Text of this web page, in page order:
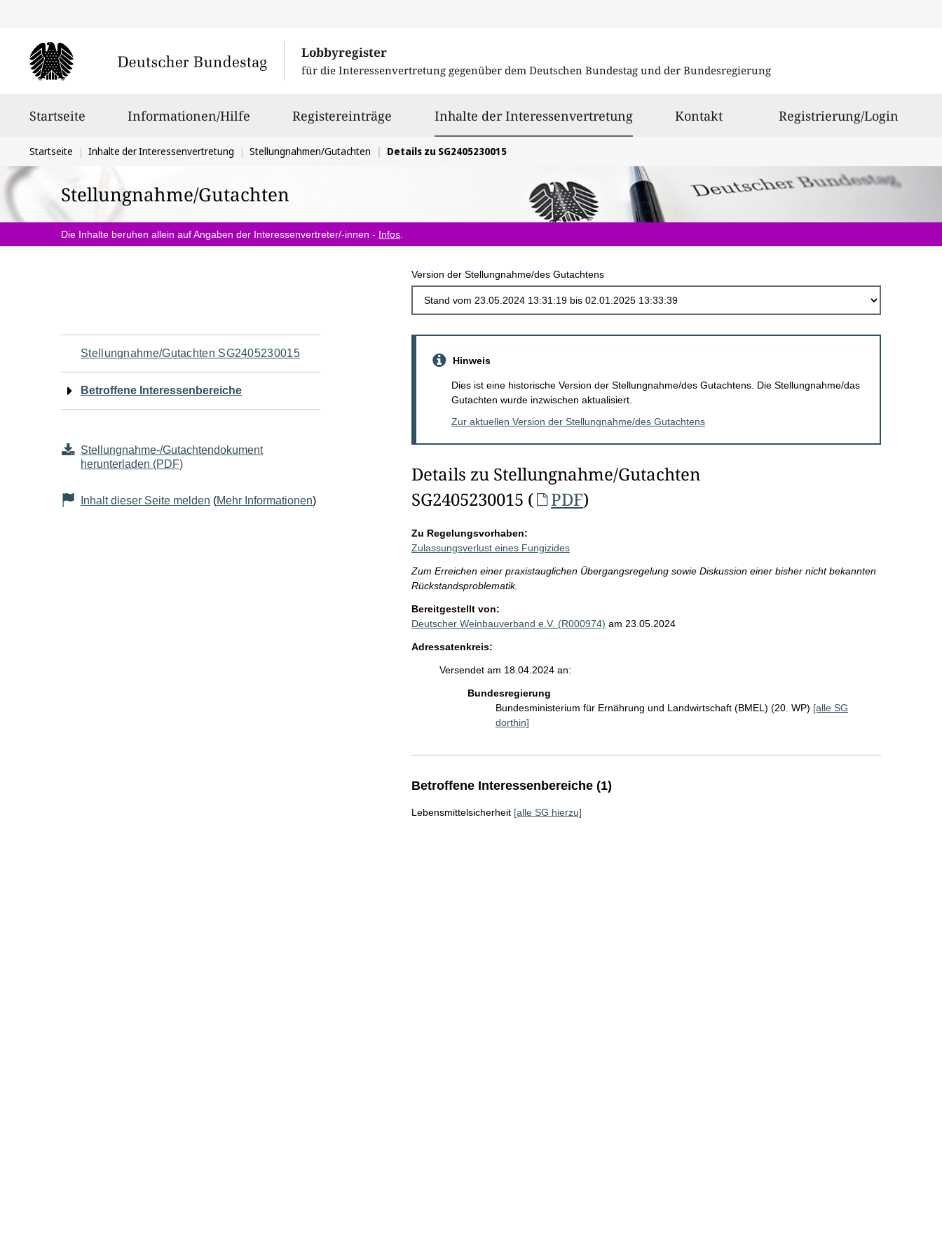
Lobbyregister
für die Interessenvertretung gegenüber dem Deutschen Bundestag und der Bundesregierung
Startseite Informationen/Hilfe Registereinträge Inhalte der Interessenvertretungausgewählt
Kontakt Registrierung/Login
Sie
befinden
sich
hier:
Startseite Inhalte der Interessenvertretung Stellungnahmen/Gutachten Details zu SG2405230015
Stellungnahme/Gutachten
Die Inhalte beruhen allein auf Angaben der Interessenvertreter/-innen - Infos
Version der Stellungnahme/des Gutachtens
Navigation
für
Seiteninhalt
Stellungnahme/Gutachten SG2405230015
Betroffene Interessenbereiche
Stellungnahme-/Gutachtendokument
herunterladen (PDF)
Inhalt dieser Seite melden (Mehr Informationen)
Hinweis
Dies ist eine historische Version der Stellungnahme/des Gutachtens. Die Stellungnahme/das
Gutachten wurde inzwischen aktualisiert.
Zur aktuellen Version der Stellungnahme/des Gutachtens
Details zu Stellungnahme/Gutachten
SG2405230015 (
PDF)
Zu Regelungsvorhaben:
Zulassungsverlust eines Fungizides
Zum Erreichen einer praxistauglichen Übergangsregelung sowie Diskussion einer bisher nicht bekannten
Rückstandsproblematik.
Bereitgestellt von:
Deutscher Weinbauverband e.V. (R000974) am 23.05.2024
Adressatenkreis:
Versendet am 18.04.2024 an:
Bundesregierung
Bundesministerium für Ernährung und Landwirtschaft (BMEL) (20. WP) [alle SG
dorthin]
Betroffene Interessenbereiche (1)
Lebensmittelsicherheit [alle SG hierzu]